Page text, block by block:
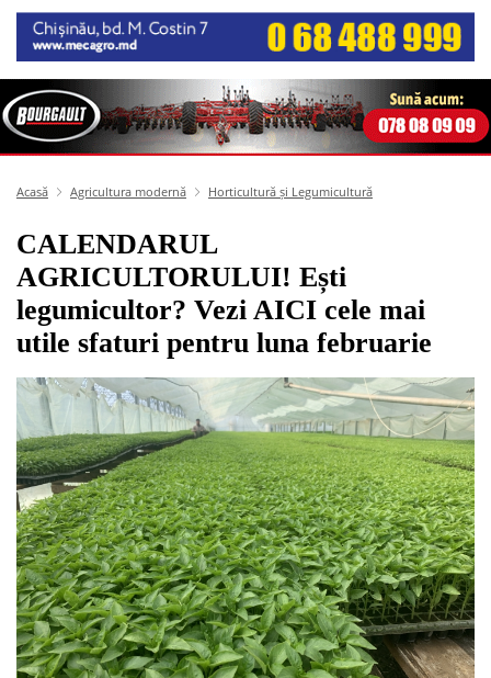
Acasă Agricultura modernă Horticultură și Legumicultură
CALENDARUL
AGRICULTORULUI! Ești
legumicultor? Vezi AICI cele mai
utile sfaturi pentru luna februarie